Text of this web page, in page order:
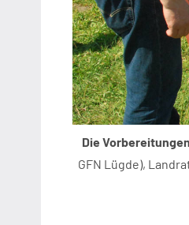
Die
GFN Lügde),